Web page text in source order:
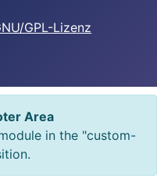
GPL-Lizenz
Area
in the "custom-